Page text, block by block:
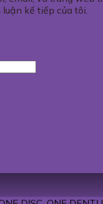
kế tiếp của tôi.